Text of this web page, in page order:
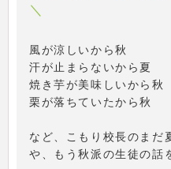
＼
風が涼しいから秋
汗が止まらないから夏
焼き芋が美味しいから秋
栗が落ちていたから秋
など、こもり校長のまだ
や、もう秋派の生徒の話